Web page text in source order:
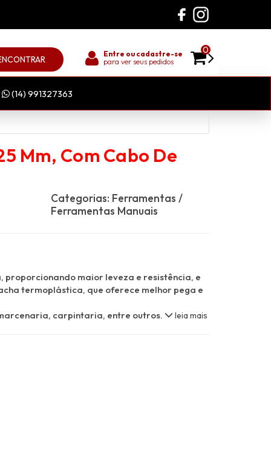
Entre ou cadastre-se
para ver seus pedidos
0
(14) 991327363
Mm, Com Cabo De
Categorias: Ferramentas /
Ferramentas Manuais
proporcionando maior leveza e resistência, e
termoplástica, que oferece melhor pega e
carpintaria, entre outros.
leia mais